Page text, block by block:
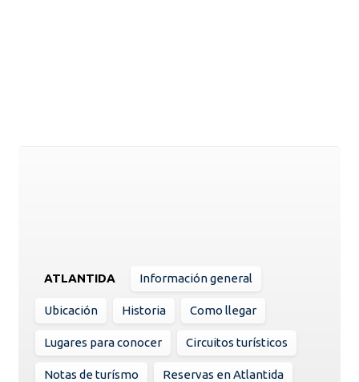
ATLANTIDA Información general
Ubicación Historia Como llegar
Lugares para conocer Circuitos turísticos
Notas de turísmo Reservas en Atlantida